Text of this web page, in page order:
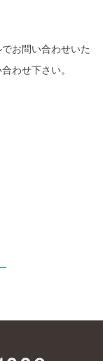
お問い合わせいた
わせ下さい。